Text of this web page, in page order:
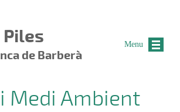
Piles
de Barberà
Medi Ambient
Menu